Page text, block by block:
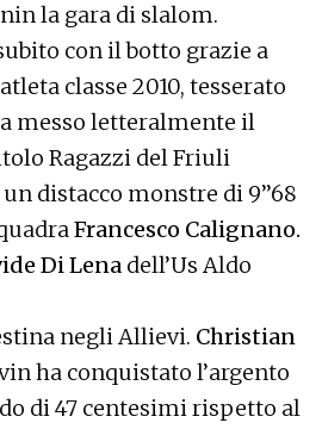
la gara di slalom.
con il botto grazie a
classe 2010, tesserato
messo letteralmente il
Ragazzi del Friuli
distacco monstre di 9’’68
Francesco Calignano.
Di Lena dell’Us Aldo
negli Allievi. Christian
ha conquistato l’argento
di 47 centesimi rispetto al